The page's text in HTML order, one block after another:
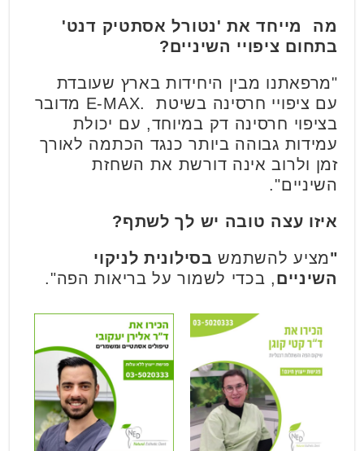
מה מייחד את 'נטורל אסתטיק דנט'
בתחום ציפויי השיניים?
"מרפאתנו מבין היחידות בארץ שעובדת
עם ציפויי חרסינה בשיטת .E-MAX מדובר
בציפוי חרסינה דק במיוחד, עם יכולת
עמידות גבוהה ביותר כנגד הכתמה לאורך
זמן ולרוב אינה דורשת את השחזת
השיניים".
איזו עצה טובה יש לך לשתף?
"מציע להשתמש בסילונית לניקוי
השיניים, בכדי לשמור על בריאות הפה".